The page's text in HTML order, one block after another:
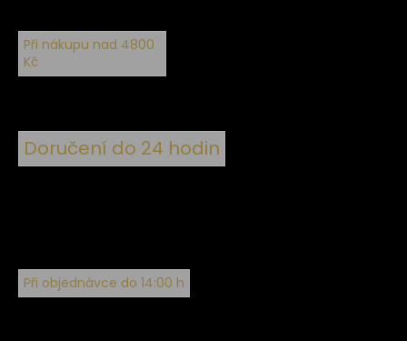
Při nákupu nad 4800
Kč
Doručení do 24 hodin
Při objednávce do 14:00 h